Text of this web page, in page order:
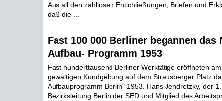
Aus all den zahllosen Entichließungen, Briefen und
daß die ...
Fast 100 000 Berliner begannen das
Aufbau- Programm 1953
Fast hunderttausend Berliner Werktätige eröffneten
gewaltigen Kundgebung auf dem Strausberger Platz
Aufbauprogramm Berlin" 1953. Hans Jendretzky, der
Bezirksleitung Berlin der SED und Mitglied des